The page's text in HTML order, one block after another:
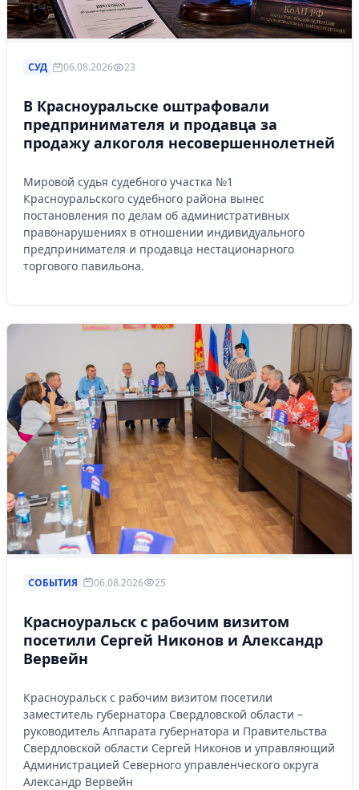
СУД 06.08.2026 23
В Красноуральске оштрафовали
предпринимателя и продавца за
продажу алкоголя несовершеннолетней
Мировой судья судебного участка №1
Красноуральского судебного района вынес
постановления по делам об административных
правонарушениях в отношении индивидуального
предпринимателя и продавца нестационарного
торгового павильона.
СОБЫТИЯ 06.08.2026 25
Красноуральск с рабочим визитом
посетили Сергей Никонов и Александр
Вервейн
Красноуральск с рабочим визитом посетили
заместитель губернатора Свердловской области –
руководитель Аппарата губернатора и Правительства
Свердловской области Сергей Никонов и управляющий
Администрацией Северного управленческого округа
Александр Вервейн